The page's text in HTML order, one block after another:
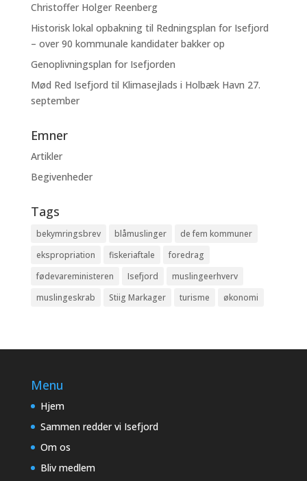
Christoffer Holger Reenberg
Historisk lokal opbakning til Redningsplan for Isefjord
– over 90 kommunale kandidater bakker op
Genoplivningsplan for Isefjorden
Mød Red Isefjord til Klimasejlads i Holbæk Havn 27.
september
Emner
Artikler
Begivenheder
Tags
bekymringsbrev blåmuslinger
de fem kommuner
ekspropriation
fiskeriaftale
foredrag
fødevareministeren
Isefjord
muslingeerhverv
muslingeskrab
Stiig Markager turisme økonomi
Menu
Hjem
Sammen redder vi Isefjord
Om os
Bliv medlem